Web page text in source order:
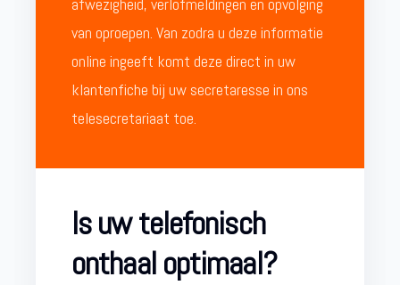
van oproepen. Van zodra u deze informatie
online ingeeft komt deze direct in uw
klantenfiche bij uw secretaresse in ons
telesecretariaat toe.
Is uw telefonisch
onthaal optimaal?